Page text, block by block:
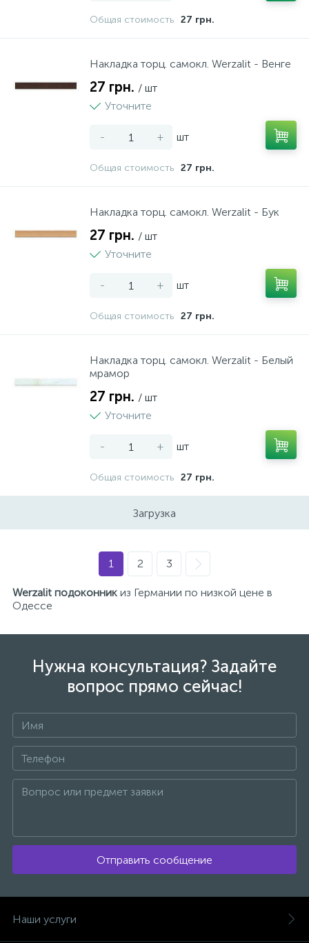
Общая стоимость 27 грн.
Накладка торц. самокл. Werzalit - Венге
27 грн. / шт
Уточните
- + шт
Общая стоимость 27 грн.
Накладка торц. самокл. Werzalit - Бук
27 грн. / шт
Уточните
- + шт
Общая стоимость 27 грн.
Накладка торц. самокл. Werzalit - Белый
мрамор
27 грн. / шт
Уточните
- + шт
Общая стоимость 27 грн.
Загрузка
1 2 3
Werzalit подоконник из Германии по низкой цене в
Одессе
Нужна консультация? Задайте
вопрос прямо сейчас!
Отправить сообщение
Наши услуги